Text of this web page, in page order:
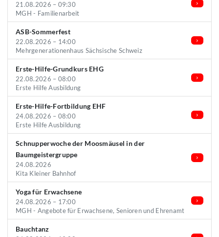
21.08.2026 – 09:30
MGH - Familienarbeit
ASB-Sommerfest
22.08.2026 – 14:00
Mehrgenerationenhaus Sächsische Schweiz
Erste-Hilfe-Grundkurs EHG
22.08.2026 – 08:00
Erste Hilfe Ausbildung
Erste-Hilfe-Fortbildung EHF
24.08.2026 – 08:00
Erste Hilfe Ausbildung
Schnupperwoche der Moosmäusel in der
Baumgeistergruppe
24.08.2026
Kita Kleiner Bahnhof
Yoga für Erwachsene
24.08.2026 – 17:00
MGH - Angebote für Erwachsene, Senioren und Ehrenamt
Bauchtanz